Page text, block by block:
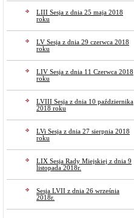
LIII Sesja z dnia 25 maja 2018
roku
LV Sesja z dnia 29 czerwca 2018
roku
LIV Sesja z dnia 11 Czerwca 2018
roku
LVIII Sesja z dnia 10 października
2018 roku
LVi Sesja z dnia 27 sierpnia 2018
roku
LIX Sesja Rady Miejskiej z dnia 9
listopada 2018r.
Sesja LVII z dnia 26 września
2018r.